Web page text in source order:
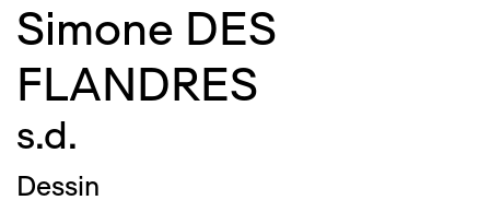
Simone DES
FLANDRES
s.d.
Dessin